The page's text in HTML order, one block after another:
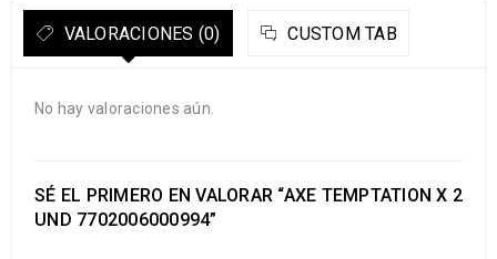
VALORACIONES (0) CUSTOM TAB
No hay valoraciones aún.
SÉ EL PRIMERO EN VALORAR “AXE TEMPTATION X 2
UND 7702006000994”